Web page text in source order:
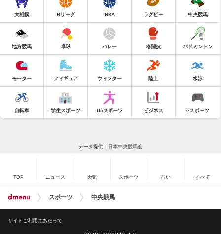
大相撲 Bリーグ NBA ラグビー 中央競馬
地方競馬 卓球 バレー 格闘技 バドミントン
モーター フィギュア ウィンター 陸上 水泳
自転車 学生スポーツ Doスポーツ ビジネス eスポーツ
データ提供：日本中央競馬会
TOP ニュース 天気 スポーツ 占い すべて
スポーツ 中央競馬
サイトご利用にあたって